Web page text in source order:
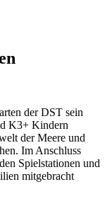
der DST sein
K3+ Kindern
der Meere und
Im Anschluss
Spielstationen und
mitgebracht